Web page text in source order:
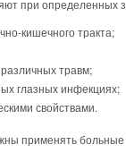
при определенных
кишечного тракта;
травм;
глазных инфекциях;
свойствами.
применять